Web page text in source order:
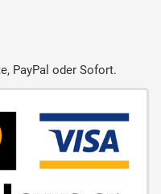
PayPal oder Sofort.